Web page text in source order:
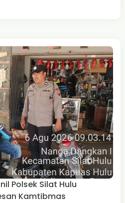
Polsek Silat Hulu
Kamtibmas